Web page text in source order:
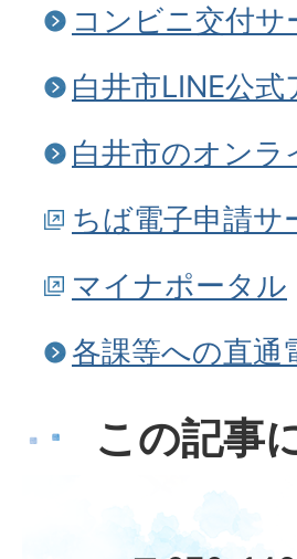
コンビニ交付
白井市LINE公式
白井市のオン
ちば電子申請サ
マイナポータル
各課等への直通
この記事